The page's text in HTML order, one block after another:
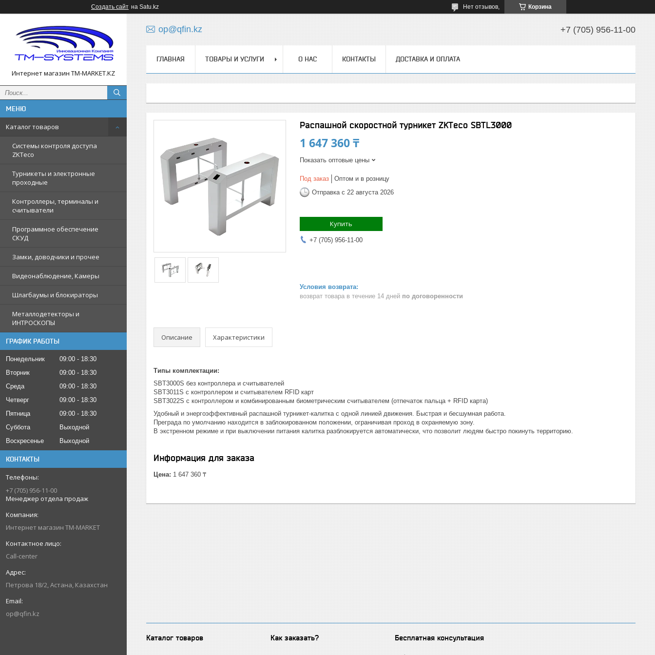
Создать сайт на Satu.kz Корзина
Нет отзывов,
Интернет магазин TM-MARKET.KZ
Каталог товаров
Cистемы контроля доступа
ZKTeco
Турникеты и электронные
проходные
Контроллеры, терминалы и
считыватели
Программное обеспечение
СКУД
Замки, доводчики и прочее
Видеонаблюдение, Камеры
Шлагбаумы и блокираторы
Металлодетекторы и
ИНТРОСКОПЫ
ГРАФИК РАБОТЫ
Понедельник 09:00
18:30
Вторник
09:00
18:30
Среда
09:00
18:30
Четверг
09:00
18:30
Пятница
09:00
18:30
Суббота
Выходной
Воскресенье
Выходной
КОНТАКТЫ
+7 (705) 956-11-00
Менеджер отдела продаж
Интернет магазин TM-MARKET
Call-center
Петрова 18/2, Астана, Казахстан
op@qfin.kz
op@qfin.kz +7 (705) 956-11-00
ГЛАВНАЯ ТОВАРЫ И УСЛУГИ О НАС КОНТАКТЫ ДОСТАВКА И ОПЛАТА
Распашной скоростной турникет ZKTeco SBTL3000
1 647 360 ₸
Показать оптовые цены
Под заказ
Оптом и в розницу
Отправка с 22 августа 2026
Купить
+7 (705) 956-11-00
возврат товара в течение 14 дней по договоренности
Описание Характеристики
Типы комплектации:
SBT3000S без контроллера и считывателей
SBT3011S с контроллером и считывателем RFID карт
SBT3022S c контроллером и комбинированным биометрическим считывателем (отпечаток пальца + RFID карта)
Удобный и энергоэффективный распашной турникет-калитка с одной линией движения. Быстрая и бесшумная работа.
Преграда по умолчанию находится в заблокированном положении, ограничивая проход в охраняемую зону.
В экстренном режиме и при выключении питания калитка разблокируется автоматически, что позволит людям быстро покинуть территорию.
Информация для заказа
Цена: 1 647 360 ₸
Каталог товаров Как заказать? Бесплатная консультация